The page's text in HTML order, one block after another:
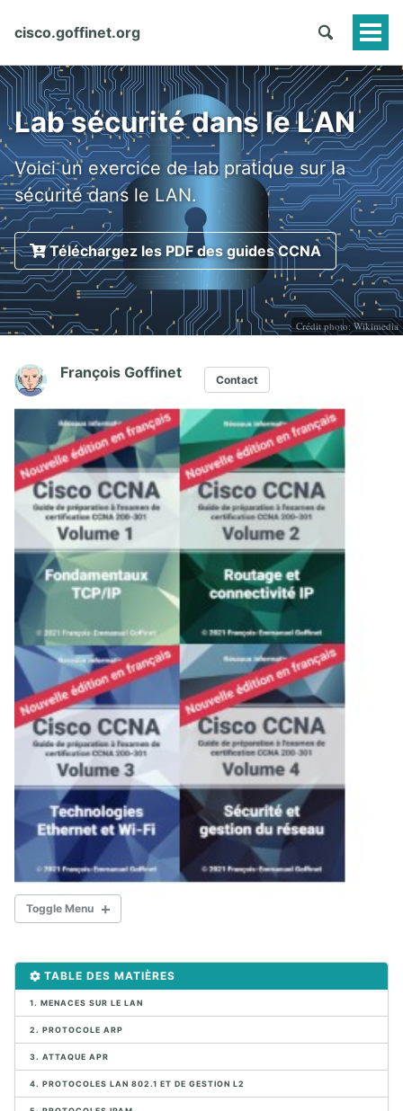
cisco.goffinet.org
Lab sécurité dans le LAN
Voici un exercice de lab pratique sur la
sécurité dans le LAN.
Téléchargez les PDF des guides CCNA
Crédit photo:Wikimedia
François Goffinet Contact
Toggle Menu
1. FONDAMENTAUX DES RÉSEAUX
1.2. Modèles TCP/IP et OSI
1.4. Topologies du réseau
TABLE DES MATIÈRES
1. MENACES SUR LE LAN
2. PROTOCOLE ARP
3. ATTAQUE APR
4. PROTOCOLES LAN 802.1 ET DE GESTION L2